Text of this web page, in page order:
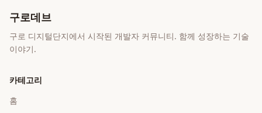
구로데브
구로 디지털단지에서 시작된 개발자 커뮤니티. 함께 성장하는 기술
이야기.
카테고리
홈